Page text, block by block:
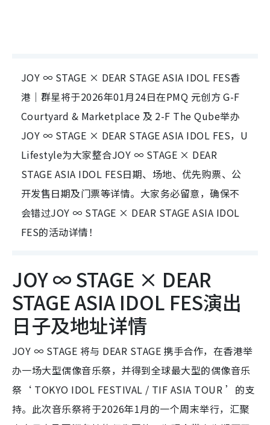
JOY ∞ STAGE × DEAR STAGE ASIA IDOL FES香
港｜群星将于2026年01月24日在PMQ 元创方 G-F
Courtyard & Marketplace 及 2-F The Qube举办
JOY ∞ STAGE × DEAR STAGE ASIA IDOL FES，U
Lifestyle为大家整合JOY ∞ STAGE × DEAR
STAGE ASIA IDOL FES日期、场地、优先购票、公
开发售日期及门票等详情。大家务必留意，确保不
会错过JOY ∞ STAGE × DEAR STAGE ASIA IDOL
FES的活动详情！
JOY ∞ STAGE × DEAR
STAGE ASIA IDOL FES演出
日子及地址详情
JOY ∞ STAGE 将与 DEAR STAGE 携手合作，在香港举
办一场大型偶像音乐祭，并得到全球最大型的偶像音乐
祭‘ TOKYO IDOL FESTIVAL / TIF ASIA TOUR ’的支
持。此次音乐祭将于2026年1月的一个周末举行，汇聚